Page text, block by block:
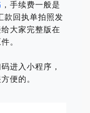
，手续费一般是
款回执单拍照发
大家完整版在
。
进入小程序，
便的。